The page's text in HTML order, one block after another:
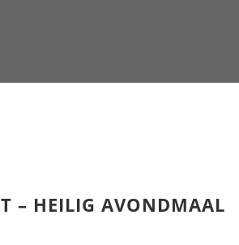
– HEILIG AVONDMAAL